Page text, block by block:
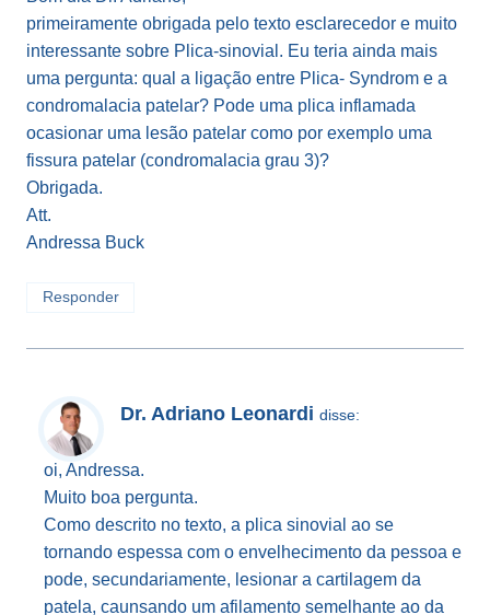
primeiramente obrigada pelo texto esclarecedor e muito
interessante sobre Plica-sinovial. Eu teria ainda mais
uma pergunta: qual a ligação entre Plica- Syndrom e a
condromalacia patelar? Pode uma plica inflamada
ocasionar uma lesão patelar como por exemplo uma
fissura patelar (condromalacia grau 3)?
Obrigada.
Att.
Andressa Buck
Responder
Dr. Adriano Leonardi disse:
oi, Andressa.
Muito boa pergunta.
Como descrito no texto, a plica sinovial ao se
tornando espessa com o envelhecimento da pessoa e
pode, secundariamente, lesionar a cartilagem da
patela, caunsando um afilamento semelhante ao da